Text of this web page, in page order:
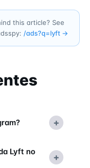
this article? See
/ads?q=lyft →
+
Lyft no
+